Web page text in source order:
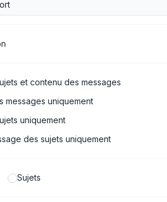
et contenu des messages
messages uniquement
uniquement
des sujets uniquement
Sujets